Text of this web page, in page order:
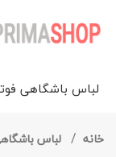
لباس باشگاهی
خانه لباس